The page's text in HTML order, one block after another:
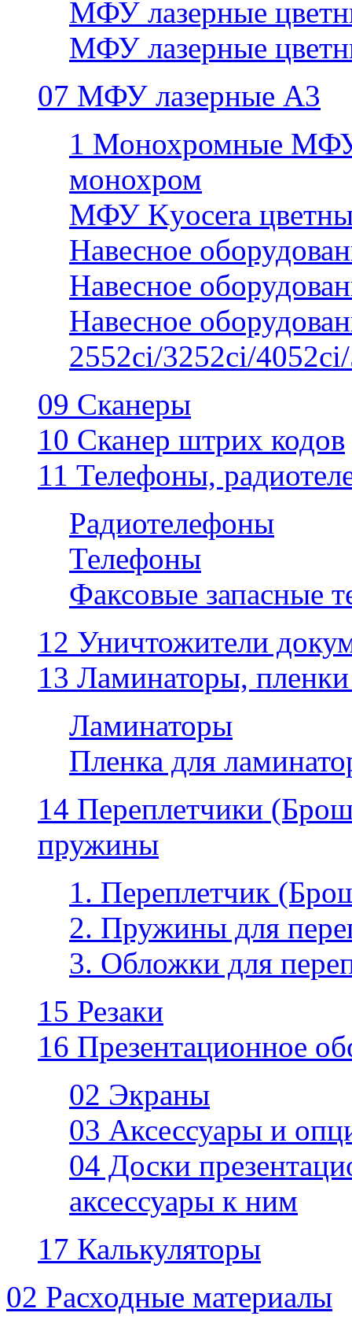
МФУ лазерные
МФУ лазерные
07 МФУ лазерные А3
1 Монохромные
монохром
МФУ Kyocera
Навесное
Навесное
Навесное
2552ci/3252ci/
09 Сканеры
10 Сканер штрих кодов
11 Телефоны,
Радиотелефоны
Телефоны
Факсовые запасные
12 Уничтожители
13 Ламинаторы,
Ламинаторы
Пленка для
14 Переплетчики
пружины
1. Переплетчик
2. Пружины для
3. Обложки для
15 Резаки
16 Презентационное
02 Экраны
03 Аксессуары и
04 Доски
аксессуары к ним
17 Калькуляторы
02 Расходные материалы